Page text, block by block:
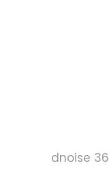
dnoise